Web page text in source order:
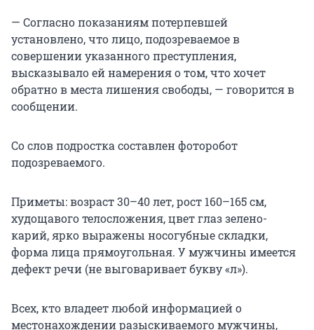
— Согласно показаниям потерпевшей
установлено, что лицо, подозреваемое в
совершении указанного преступления,
высказывало ей намерения о том, что хочет
обратно в места лишения свободы, — говорится в
сообщении.
Со слов подростка составлен фоторобот
подозреваемого.
Приметы: возраст 30–40 лет, рост 160–165 см,
худощавого телосложения, цвет глаз зелено-
карий, ярко выражены носогубные складки,
форма лица прямоугольная. У мужчины имеется
дефект речи (не выговаривает букву «л»).
Всех, кто владеет любой информацией о
местонахождении разыскиваемого мужчины,